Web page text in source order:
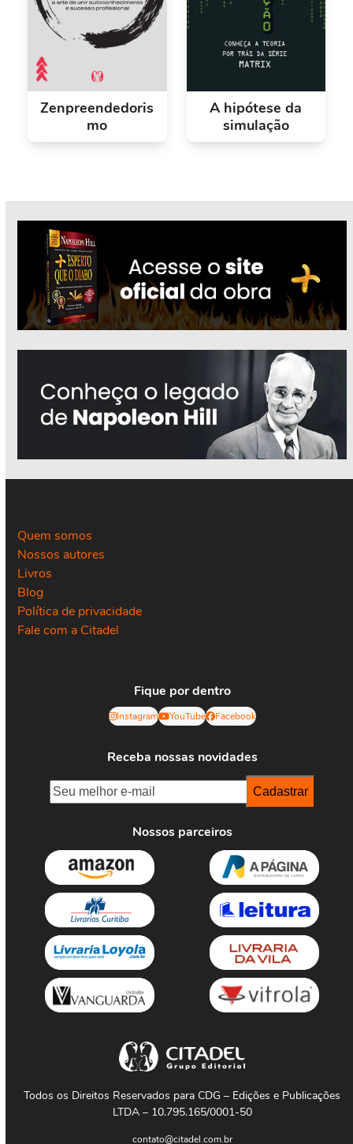
Zenpreendedoris
mo
A hipótese da
simulação
Quem somos
Nossos autores
Livros
Blog
Política de privacidade
Fale com a Citadel
Fique por dentro
Instagram YouTube Facebook
Receba nossas novidades
Nossos parceiros
Todos os Direitos Reservados para CDG – Edições e Publicações
LTDA – 10.795.165/0001-50
contato@citadel.com.br